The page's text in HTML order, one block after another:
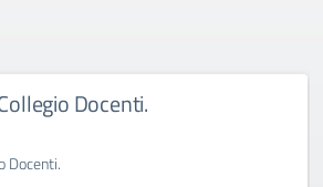
Docenti.
Docenti.